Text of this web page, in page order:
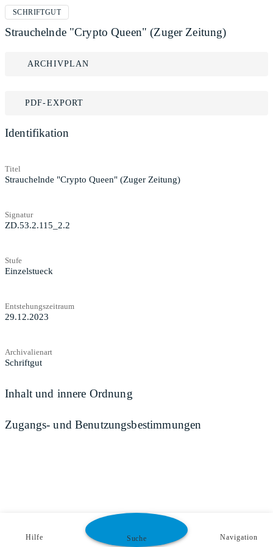
SCHRIFTGUT
Strauchelnde "Crypto Queen" (Zuger Zeitung)
ARCHIVPLAN
PDF-EXPORT
Identifikation
Titel
Strauchelnde "Crypto Queen" (Zuger Zeitung)
Signatur
ZD.53.2.115_2.2
Stufe
Einzelstueck
Entstehungszeitraum
29.12.2023
Archivalienart
Schriftgut
Inhalt und innere Ordnung
Zugangs- und Benutzungsbestimmungen
Hilfe Suche Navigation